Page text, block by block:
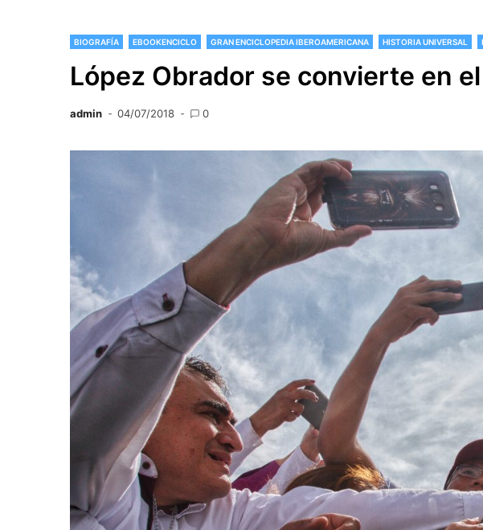
BIOGRAFÍA EBOOKENCICLO GRAN ENCICLOPEDIA IBEROAMERICANA HISTORIA UNIVERSAL
López Obrador se convierte en
admin 04/07/2018 0